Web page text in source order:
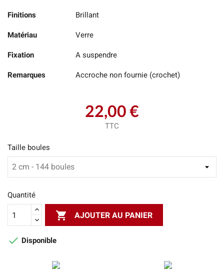
Finitions Brillant
Matériau Verre
Fixation A suspendre
Remarques Accroche non fournie (crochet)
22,00 €
TTC
Taille boules
Quantité
 AJOUTER AU PANIER
 Disponible